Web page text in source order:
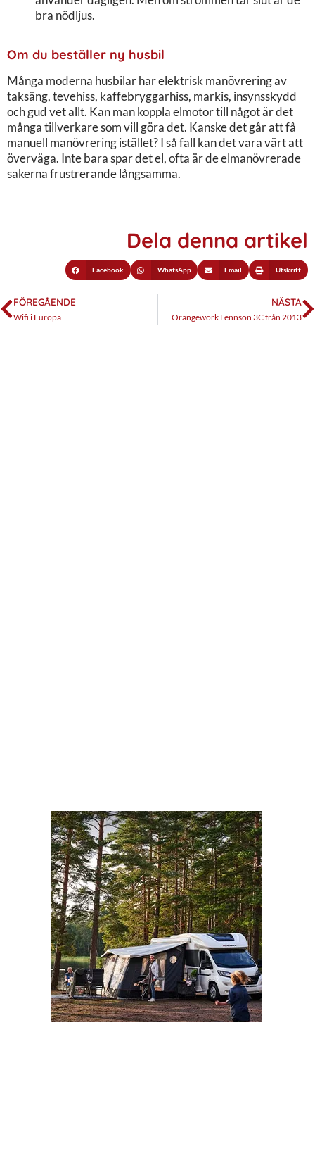
bra nödljus.
Om du beställer ny husbil
Många moderna husbilar har elektrisk manövrering av
taksäng, tevehiss, kaffebryggarhiss, markis, insynsskydd
och gud vet allt. Kan man koppla elmotor till något är det
många tillverkare som vill göra det. Kanske det går att få
manuell manövrering istället? I så fall kan det vara värt att
överväga. Inte bara spar det el, ofta är de elmanövrerade
sakerna frustrerande långsamma.
Dela denna artikel
Facebook WhatsApp Email Utskrift
FÖREGÅENDE
Wifi i Europa
NÄSTA
Orangework Lennson 3C från 2013